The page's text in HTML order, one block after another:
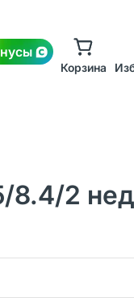
Корзина
8.4/2